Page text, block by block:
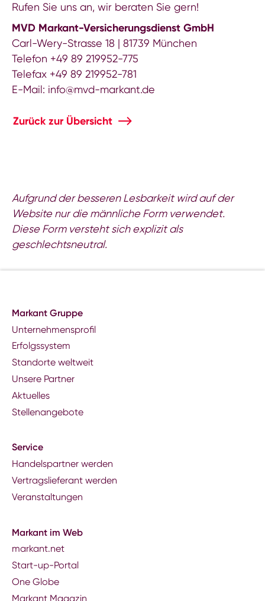
Rufen Sie uns an, wir beraten Sie gern!
MVD Markant-Versicherungsdienst GmbH
Carl-Wery-Strasse 18 | 81739 München
Telefon +49 89 219952-775
Telefax +49 89 219952-781
E-Mail: info@mvd-markant.de
Zurück zur Übersicht
Aufgrund der besseren Lesbarkeit wird auf der
Website nur die männliche Form verwendet.
Diese Form versteht sich explizit als
geschlechtsneutral.
Markant Gruppe
Unternehmensprofil
Erfolgssystem
Standorte weltweit
Unsere Partner
Aktuelles
Stellenangebote
Service
Handelspartner werden
Vertragslieferant werden
Veranstaltungen
Markant im Web
markant.net
Start-up-Portal
One Globe
Markant Magazin